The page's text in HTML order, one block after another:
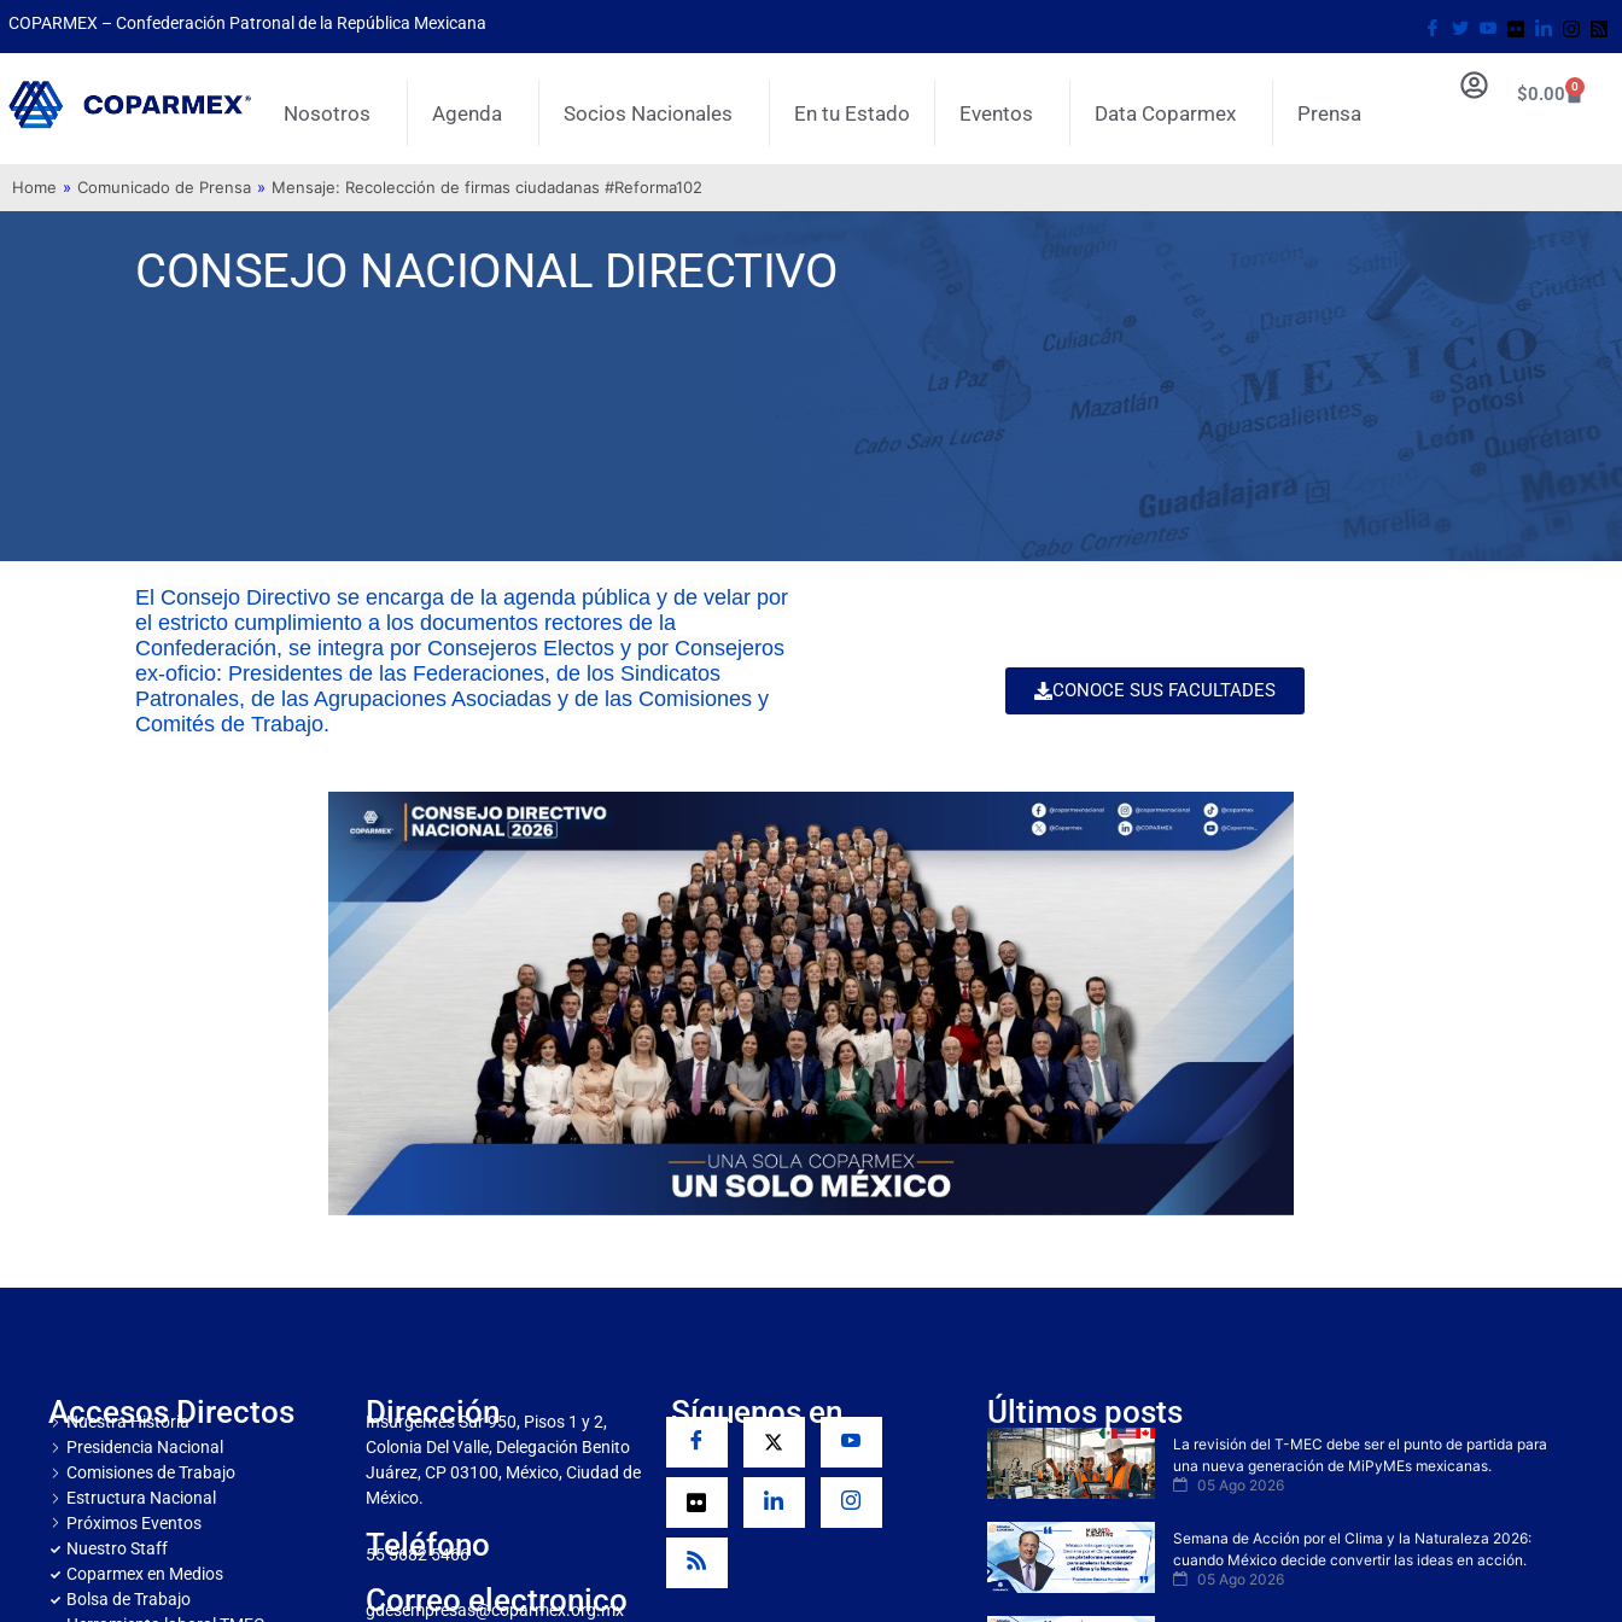
COPARMEX – Confederación Patronal de la República Mexicana
Nosotros Agenda Socios Nacionales En tu Estado Eventos Data Coparmex Prensa
$0.00 0
Home » Comunicado de Prensa » Mensaje: Recolección de firmas ciudadanas #Reforma102
CONSEJO NACIONAL DIRECTIVO
El Consejo Directivo se encarga de la agenda pública y de velar por
el estricto cumplimiento a los documentos rectores de la
Confederación, se integra por Consejeros Electos y por Consejeros
ex-oficio: Presidentes de las Federaciones, de los Sindicatos
Patronales, de las Agrupaciones Asociadas y de las Comisiones y
Comités de Trabajo.
CONOCE SUS FACULTADES
Accesos Directos
Nuestra Historia
Presidencia Nacional
Comisiones de Trabajo
Estructura Nacional
Próximos Eventos
Nuestro Staff
Coparmex en Medios
Bolsa de Trabajo
Dirección
Insurgentes Sur 950, Pisos 1 y 2,
Colonia Del Valle, Delegación Benito
Juárez, CP 03100, México, Ciudad de
México.
Teléfono
55 5682 5466
Correo electronico
gdesempresas@coparmex.org.mx
Síguenos en Últimos posts
La revisión del T-MEC debe ser el punto de partida para
una nueva generación de MiPyMEs mexicanas.
05 Ago 2026
Semana de Acción por el Clima y la Naturaleza 2026:
cuando México decide convertir las ideas en acción.
05 Ago 2026